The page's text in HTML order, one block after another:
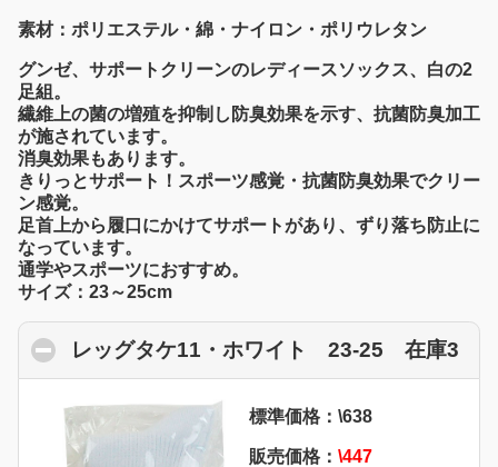
素材：ポリエステル・綿・ナイロン・ポリウレタン
グンゼ、サポートクリーンのレディースソックス、白の2
足組。
繊維上の菌の増殖を抑制し防臭効果を示す、抗菌防臭加工
が施されています。
消臭効果もあります。
きりっとサポート！スポーツ感覚・抗菌防臭効果でクリー
ン感覚。
足首上から履口にかけてサポートがあり、ずり落ち防止に
なっています。
通学やスポーツにおすすめ。
サイズ：23～25cm
レッグタケ11・ホワイト 23-25 在庫3
標準価格：\638
販売価格： \447